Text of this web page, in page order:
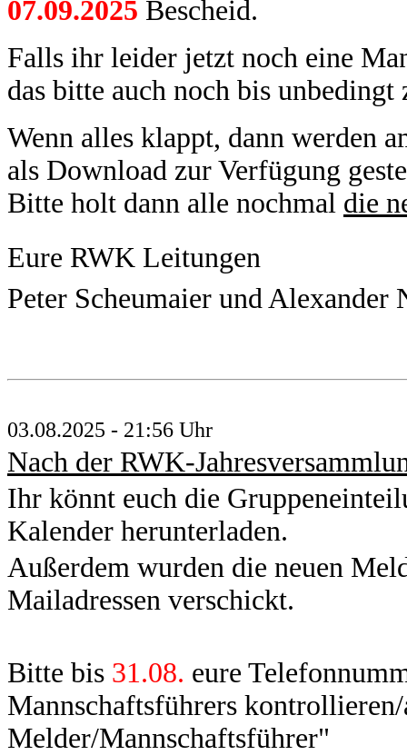
07.09.2025 Bescheid.
Falls ihr leider jetzt noch eine
das bitte auch noch bis unbedingt
Wenn alles klappt, dann werden
als Download zur Verfügung
Bitte holt dann alle nochmal die
Eure RWK Leitungen
Peter Scheumaier und Alexander
03.08.2025 - 21:56 Uhr
Nach der RWK-
Ihr könnt euch die
Kalender herunterladen.
Außerdem wurden die neuen
Mailadressen verschickt.
Bitte bis 31.08. eure
Mannschaftsführers
Melder/Mannschaftsführer"